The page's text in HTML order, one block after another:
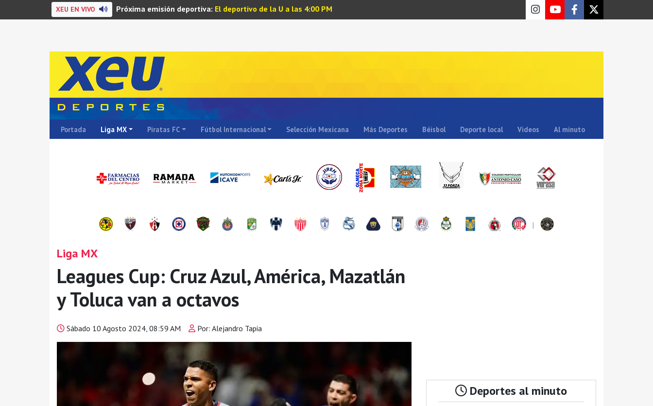
XEU EN VIVO Próxima emisión deportiva: El deportivo de la U a las 4:00 PM
Portada Liga MX Piratas FC Fútbol Internacional Selección Mexicana Más Deportes Béisbol Deporte local Videos Al minuto
|
Liga MX
Leagues Cup: Cruz Azul, América, Mazatlán
y Toluca van a octavos
Sábado 10 Agosto 2024, 08:59 AM Por: Alejandro Tapia
Deportes al minuto